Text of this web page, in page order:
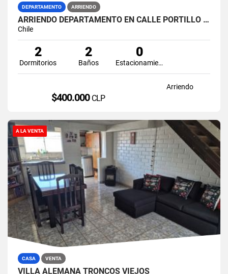
DEPARTAMENTO ARRIENDO
ARRIENDO DEPARTAMENTO EN CALLE PORTILLO ALTO QUILPUE
Chile
2
Dormitorios
2
Baños
0
Estacionamiento
Arriendo
$400.000 CLP
A LA VENTA
CASA VENTA
VILLA ALEMANA TRONCOS VIEJOS